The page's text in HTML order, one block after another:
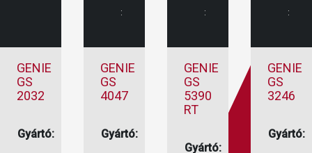
GENIE
GS
2032
Gyártó: Genie
:
GENIE
GS
4047
Gyártó:
:
GENIE
GS
5390
RT
Gyártó:
:
GENIE
GS
3246
Gyártó: